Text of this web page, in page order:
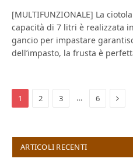
[MULTIFUNZIONALE] La
capacità di 7 litri è realizzata
gancio per impastare
dell’impasto, la frusta è
1 2 3 … 6 Next
ARTICOLI RECENTI